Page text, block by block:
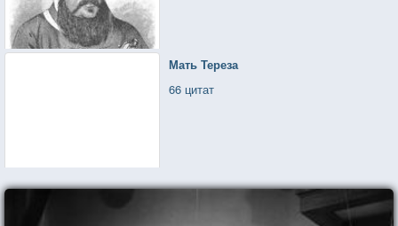
Мать Тереза
66 цитат